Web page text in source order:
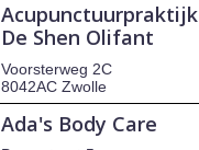
Acupunctuurpraktijk
De Shen Olifant
Voorsterweg 2C
8042AC Zwolle
Ada's Body Care